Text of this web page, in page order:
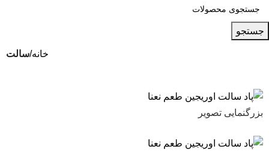
جستجو
خانه سالت
بزرگنمایی تصویر